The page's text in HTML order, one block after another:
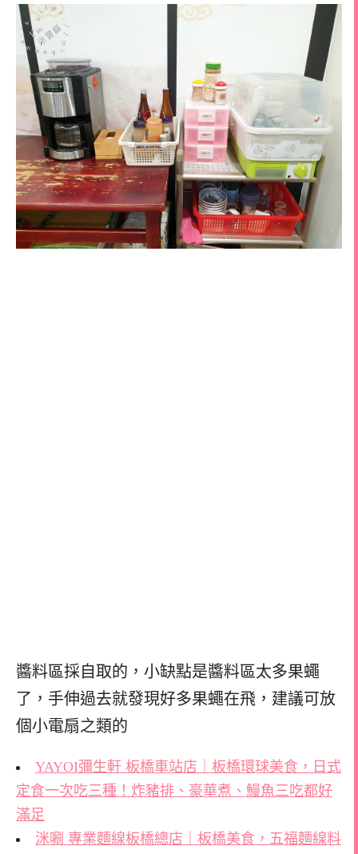
醬料區採自取的，小缺點是醬料區太多果蠅
了，手伸過去就發現好多果蠅在飛，建議可放
個小電扇之類的
YAYOI彌生軒 板橋車站店｜板橋環球美食，日式
定食一次吃三種！炸豬排、豪華煮、鰻魚三吃都好
滿足
洣唰 專業麵線板橋總店｜板橋美食，五福麵線料